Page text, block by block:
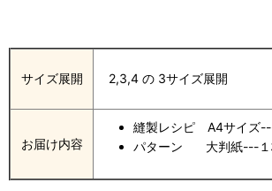
サイズ展開 2,3,4 の 3サイズ展開
お届け内容
縫製レシピ A4サイズ
パターン 大判紙---１